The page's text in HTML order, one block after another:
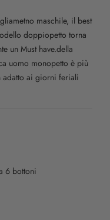
maschile, il best
doppiopetto torna
un Must have.della
uomo monopetto è più
adatto ai giorni feriali
6 bottoni